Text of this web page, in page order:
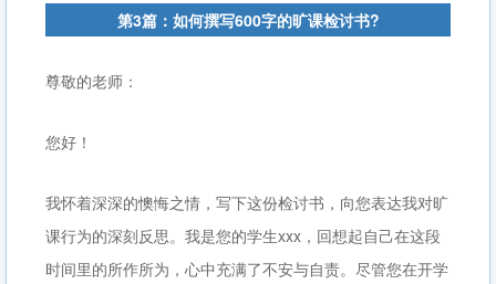
第3篇：如何撰写600字的旷课检讨书?
尊敬的老师：
您好！
我怀着深深的懊悔之情，写下这份检讨书，向您表达我对旷
课行为的深刻反思。我是您的学生xxx，回想起自己在这段
时间里的所作所为，心中充满了不安与自责。尽管您在开学